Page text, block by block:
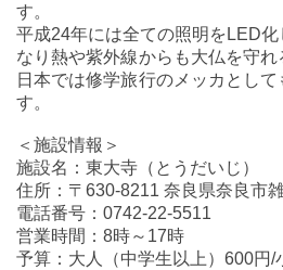
す。
平成24年には全ての照明をLED化
なり熱や紫外線からも大仏を守れ
日本では修学旅行のメッカとし
す。
＜施設情報＞
施設名：東大寺（とうだいじ）
住所：〒630-8211 奈良県奈良市
電話番号：0742-22-5511
営業時間：8時～17時
予算：大人（中学生以上）600円/